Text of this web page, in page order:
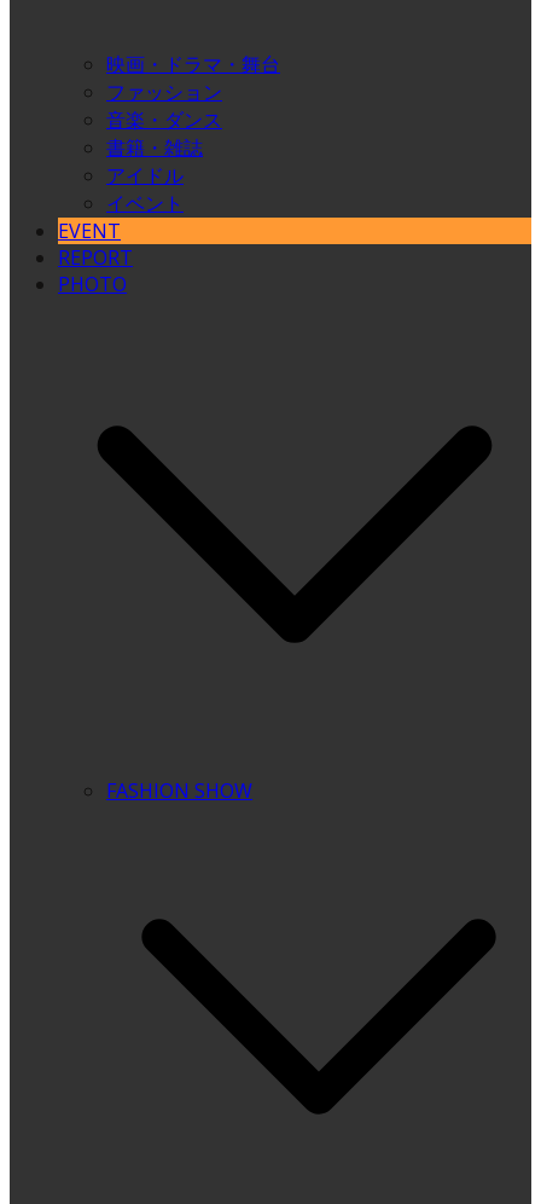
映画・ドラマ・舞台
ファッション
音楽・ダンス
書籍・雑誌
アイドル
イベント
EVENT
REPORT
PHOTO
FASHION SHOW